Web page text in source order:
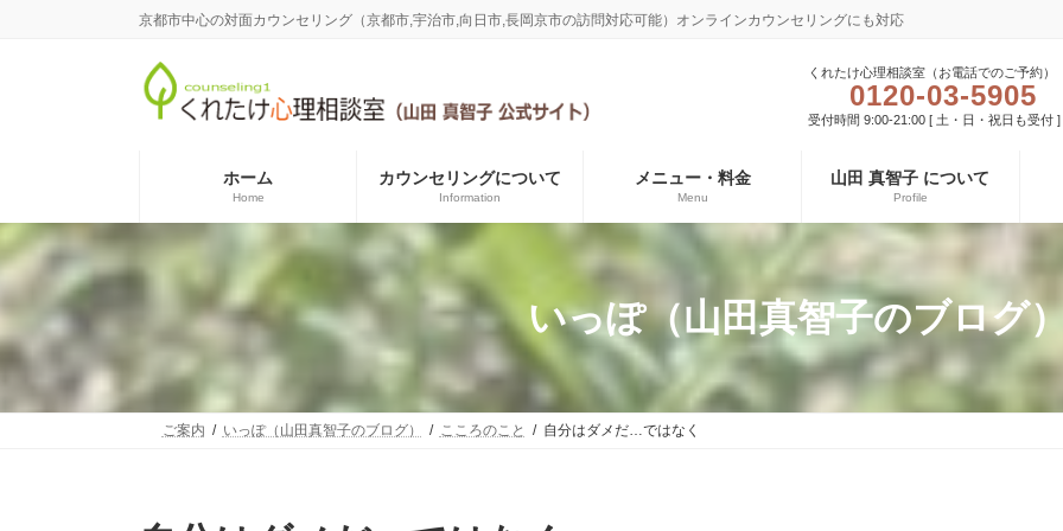
京都市中心の対面カウンセリング（京都市,宇治市,向日市,長岡京市の訪問対応可能）オンラインカウンセリングにも対応
くれたけ心理相談室（お電話でのご予約）
0120-03-5905
受付時間 9:00-21:00 [ 土・日・祝日も受付 ]
ホーム
Home
カウンセリングについて
Information
メニュー・料金
Menu
山田 真智子 について
Profile
いっぽ（山田真智子のブログ
ご案内 いっぽ（山田真智子のブログ） こころのこと 自分はダメだ…ではなく